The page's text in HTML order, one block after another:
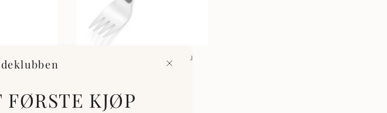
FØRSTE KJØP
Barnegaffel i sølv, til gutt (Du